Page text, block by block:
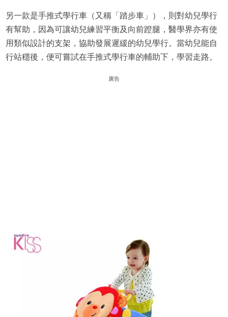
另一款是手推式學行車（又稱「踏步車」），則對幼兒學行
有幫助，因為可讓幼兒練習平衡及向前蹬腿，醫學界亦有使
用類似設計的支架，協助發展遲緩的幼兒學行。當幼兒能自
行站穩後，便可嘗試在手推式學行車的輔助下，學習走路。
廣告